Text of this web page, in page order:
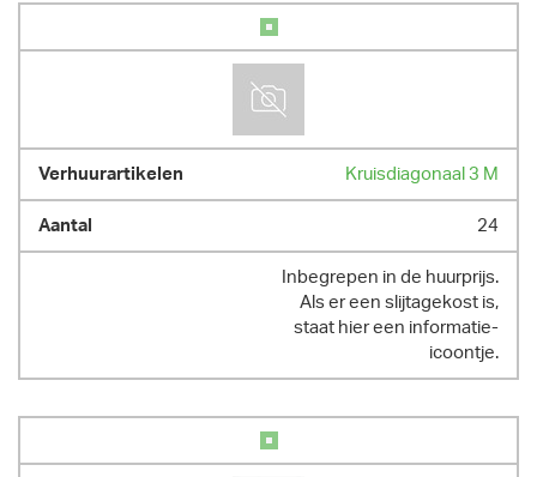
Kruisdiagonaal 3 M
24
Inbegrepen in de huurprijs.
Als er een slijtagekost is,
staat hier een informatie-
icoontje.